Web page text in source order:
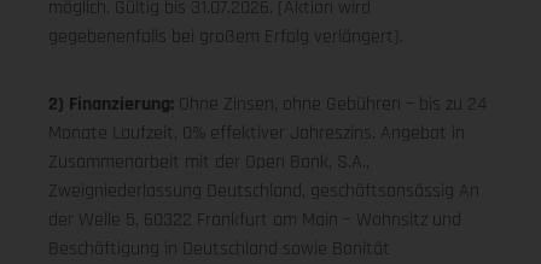
möglich. Gültig bis 31.07.2026. (Aktion wird
gegebenenfalls bei großem Erfolg verlängert).
2) Finanzierung: Ohne Zinsen, ohne Gebühren – bis zu 24
Monate Laufzeit, 0% effektiver Jahreszins. Angebot in
Zusammenarbeit mit der Open Bank, S.A.,
Zweigniederlassung Deutschland, geschäftsansässig An
der Welle 5, 60322 Frankfurt am Main – Wohnsitz und
Beschäftigung in Deutschland sowie Bonität